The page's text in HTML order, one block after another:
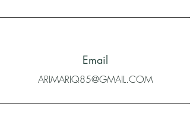
Email
ARIMARIQ85@GMAIL.COM